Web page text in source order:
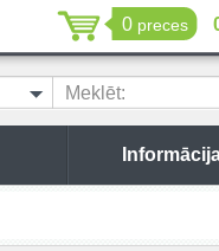
0 preces
Meklēt: